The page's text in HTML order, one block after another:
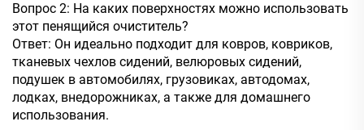
Вопрос 2: На каких поверхностях можно использовать
этот пенящийся очиститель?
Ответ: Он идеально подходит для ковров, ковриков,
тканевых чехлов сидений, велюровых сидений,
подушек в автомобилях, грузовиках, автодомах,
лодках, внедорожниках, а также для домашнего
использования.